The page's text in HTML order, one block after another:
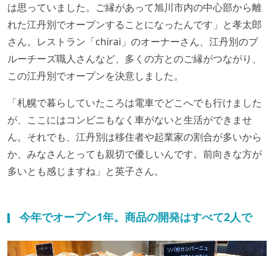
は思っていました。ご縁があって旭川市内の中心部から離
れた江丹別でオープンすることになったんです」と孝太郎
さん。レストラン「chirai」のオーナーさん、江丹別のブ
ルーチーズ職人さんなど、多くの方とのご縁がつながり、
この江丹別でオープンを決意しました。
「札幌で暮らしていたころは電車でどこへでも行けました
が、ここにはコンビニもなく車がないと生活ができませ
ん。それでも、江丹別は移住者や起業家の割合が多いから
か、みなさんとっても親切で優しいんです。前向きな方が
多いとも感じますね」と英子さん。
今年でオープン1年。商品の開発はすべて2人で